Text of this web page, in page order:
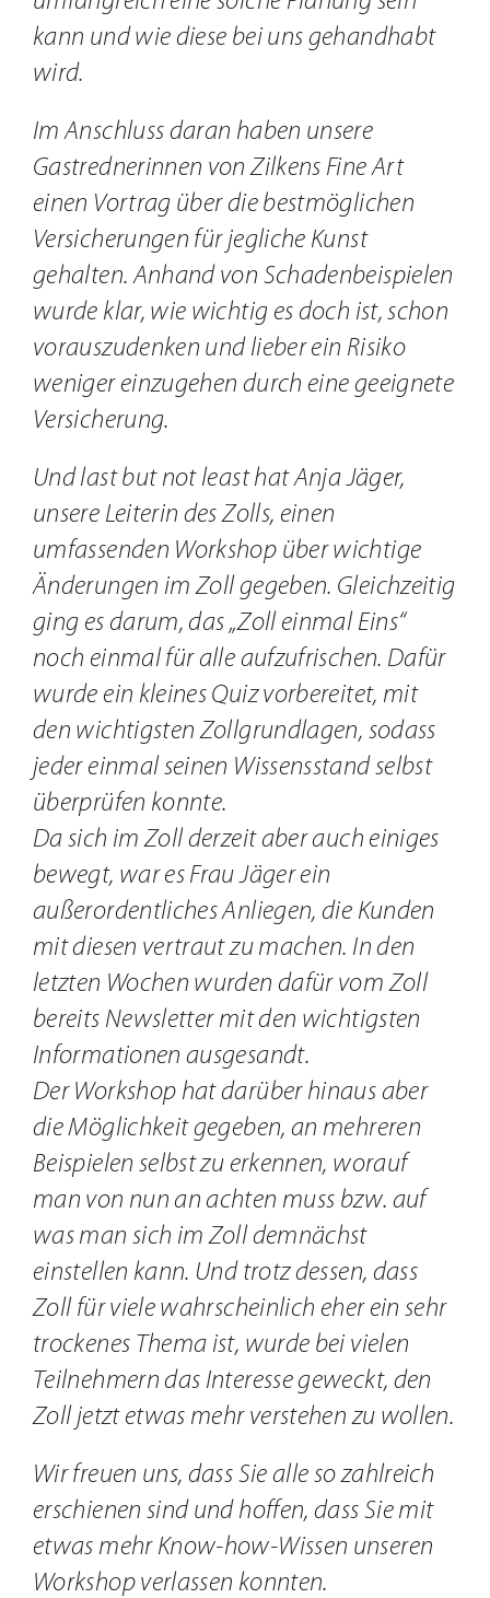
kann und wie diese bei uns gehandhabt
wird.
Im Anschluss daran haben unsere
Gastrednerinnen von Zilkens Fine Art
einen Vortrag über die bestmöglichen
Versicherungen für jegliche Kunst
gehalten. Anhand von Schadenbeispielen
wurde klar, wie wichtig es doch ist, schon
vorauszudenken und lieber ein Risiko
weniger einzugehen durch eine geeignete
Versicherung.
Und last but not least hat Anja Jäger,
unsere Leiterin des Zolls, einen
umfassenden Workshop über wichtige
Änderungen im Zoll gegeben. Gleichzeitig
ging es darum, das „Zoll einmal Eins“
noch einmal für alle aufzufrischen. Dafür
wurde ein kleines Quiz vorbereitet, mit
den wichtigsten Zollgrundlagen, sodass
jeder einmal seinen Wissensstand selbst
überprüfen konnte.
Da sich im Zoll derzeit aber auch einiges
bewegt, war es Frau Jäger ein
außerordentliches Anliegen, die Kunden
mit diesen vertraut zu machen. In den
letzten Wochen wurden dafür vom Zoll
bereits Newsletter mit den wichtigsten
Informationen ausgesandt.
Der Workshop hat darüber hinaus aber
die Möglichkeit gegeben, an mehreren
Beispielen selbst zu erkennen, worauf
man von nun an achten muss bzw. auf
was man sich im Zoll demnächst
einstellen kann. Und trotz dessen, dass
Zoll für viele wahrscheinlich eher ein sehr
trockenes Thema ist, wurde bei vielen
Teilnehmern das Interesse geweckt, den
Zoll jetzt etwas mehr verstehen zu wollen.
Wir freuen uns, dass Sie alle so zahlreich
erschienen sind und hoffen, dass Sie mit
etwas mehr Know-how-Wissen unseren
Workshop verlassen konnten.